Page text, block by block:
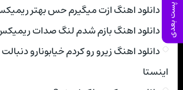
پست بعدی
دانلود اهنگ ازت میگیرم حس بهتر
دانلود اهنگ بازم شدم لنگ صدات
دانلود اهنگ زیرو رو کردم خیابونارو
اینستا